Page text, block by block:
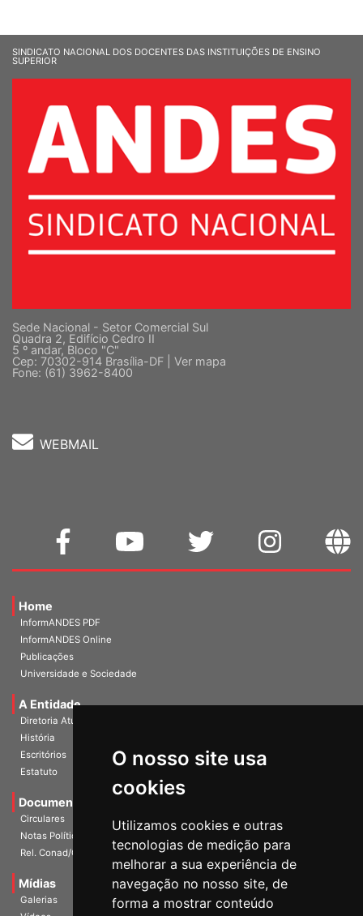
O nosso site usa
cookies
Utilizamos cookies e outras
tecnologias de medição para
melhorar a sua experiência de
navegação no nosso site, de
forma a mostrar conteúdo
SINDICATO NACIONAL DOS DOCENTES DAS INSTITUIÇÕES DE ENSINO
SUPERIOR
Sede Nacional - Setor Comercial Sul
Quadra 2, Edifício Cedro II
5 º andar, Bloco "C"
Cep: 70302-914 Brasília-DF | Ver mapa
Fone: (61) 3962-8400
WEBMAIL
Home
InformANDES PDF
InformANDES Online
Publicações
Universidade e Sociedade
A Entidade
Diretoria Atual
História
Escritórios
Estatuto
Documentos
Circulares
Notas Políticas
Rel. Conad/Congresso
Mídias
Galerias